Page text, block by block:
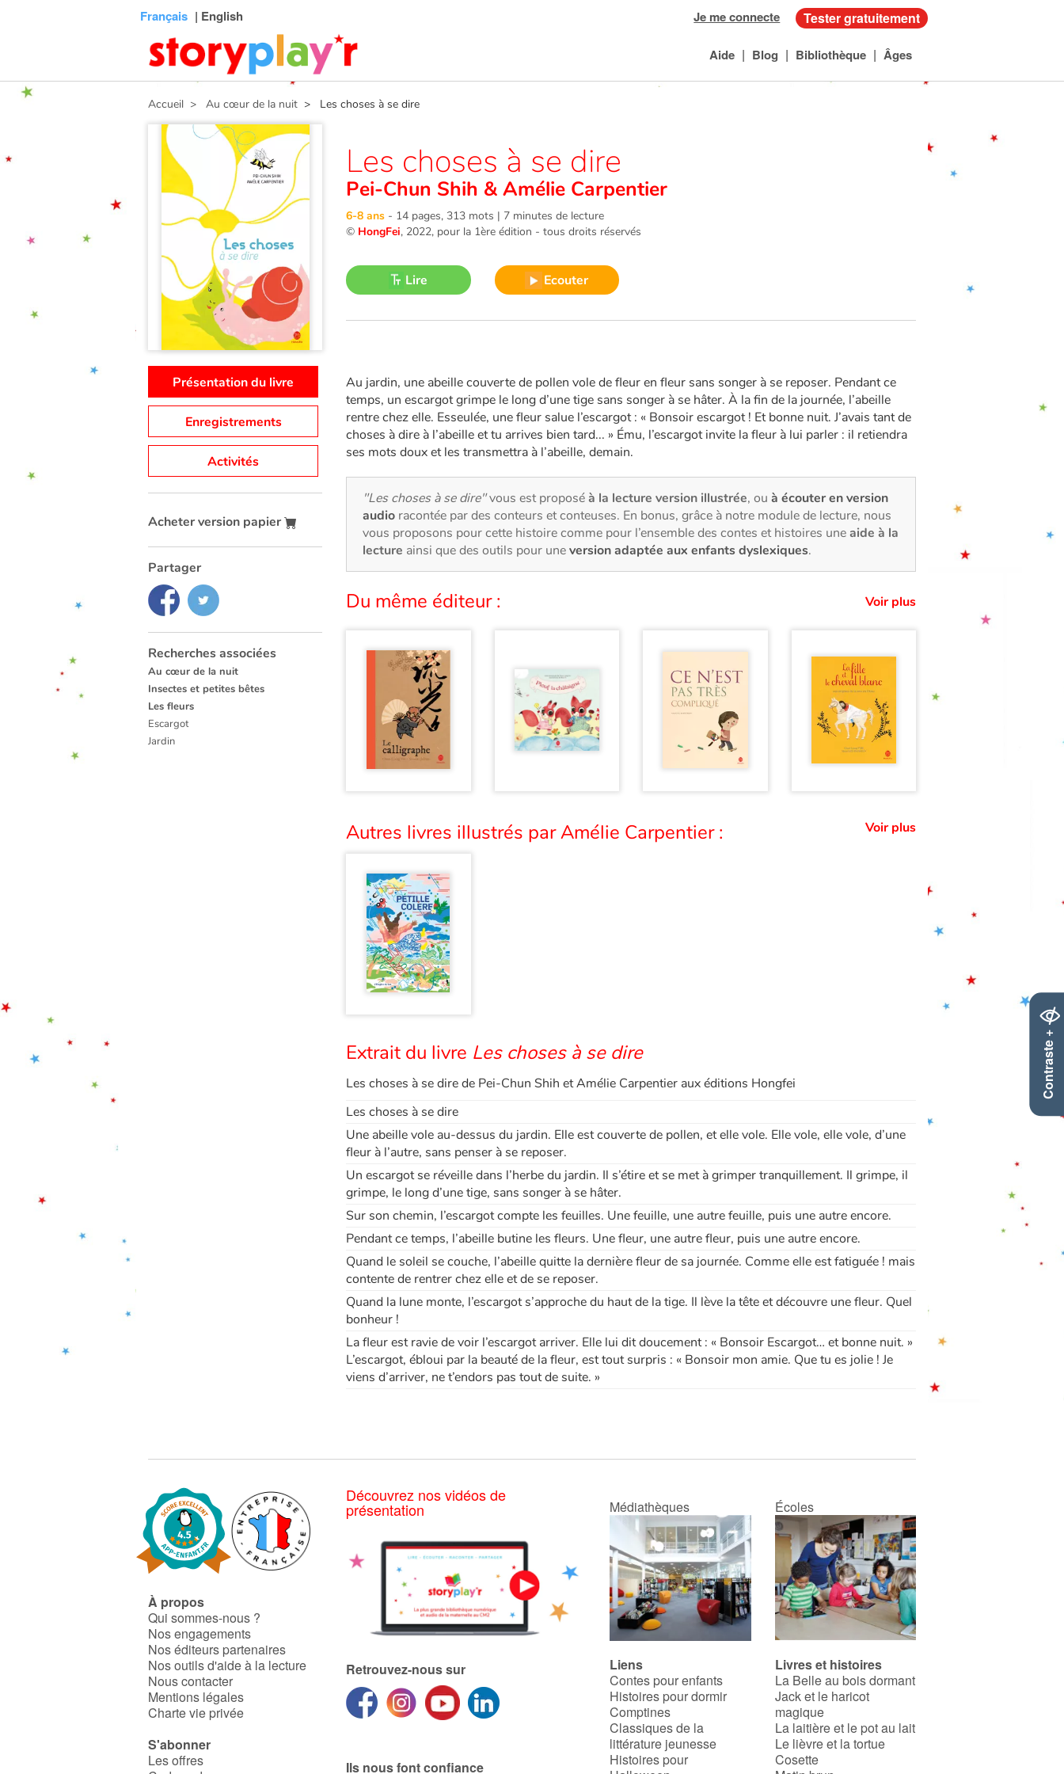
Contraste +
Français | English Je me connecte Tester gratuitement
Aide | Blog | Bibliothèque | Âges
Accueil > Au cœur de la nuit > Les choses à se dire
Les choses à se dire
Pei-Chun Shih & Amélie Carpentier
6-8 ans - 14 pages, 313 mots | 7 minutes de lecture
© HongFei, 2022, pour la 1ère édition - tous droits réservés
Lire Ecouter
Présentation du livre
Enregistrements
Activités
Acheter version papier
Partager
Recherches associées
Au cœur de la nuit
Insectes et petites bêtes
Les fleurs
Escargot
Jardin
Au jardin, une abeille couverte de pollen vole de fleur en fleur sans songer à se reposer. Pendant ce
temps, un escargot grimpe le long d’une tige sans songer à se hâter. À la fin de la journée, l’abeille
rentre chez elle. Esseulée, une fleur salue l’escargot : « Bonsoir escargot ! Et bonne nuit. J’avais tant de
choses à dire à l’abeille et tu arrives bien tard... » Ému, l’escargot invite la fleur à lui parler : il retiendra
ses mots doux et les transmettra à l’abeille, demain.
"Les choses à se dire"vous est proposéà la lecture version illustrée, ou à écouter en version
audio racontée par des conteurs et conteuses. En bonus, grâce à notre module de lecture, nous
vous proposons pour cette histoire comme pour l’ensemble des contes et histoires uneaide à la
lecture ainsi que des outils pour uneversion adaptée aux enfants dyslexiques.
Du même éditeur : Voir plus
Autres livres illustrés par Amélie Carpentier : Voir plus
Extrait du livre Les choses à se dire
Les choses à se dire de Pei-Chun Shih et Amélie Carpentier aux éditions Hongfei
Les choses à se dire
Une abeille vole au-dessus du jardin. Elle est couverte de pollen, et elle vole. Elle vole, elle vole, d’une
fleur à l’autre, sans penser à se reposer.
Un escargot se réveille dans l’herbe du jardin. Il s’étire et se met à grimper tranquillement. Il grimpe, il
grimpe, le long d’une tige, sans songer à se hâter.
Sur son chemin, l’escargot compte les feuilles. Une feuille, une autre feuille, puis une autre encore.
Pendant ce temps, l’abeille butine les fleurs. Une fleur, une autre fleur, puis une autre encore.
Quand le soleil se couche, l’abeille quitte la dernière fleur de sa journée. Comme elle est fatiguée ! mais
contente de rentrer chez elle et de se reposer.
Quand la lune monte, l’escargot s’approche du haut de la tige. Il lève la tête et découvre une fleur. Quel
bonheur !
La fleur est ravie de voir l’escargot arriver. Elle lui dit doucement : « Bonsoir Escargot… et bonne nuit. »
L’escargot, ébloui par la beauté de la fleur, est tout surpris : « Bonsoir mon amie. Que tu es jolie ! Je
viens d’arriver, ne t’endors pas tout de suite. »
À propos
Qui sommes-nous ?
Nos engagements
Nos éditeurs partenaires
Nos outils d'aide à la lecture
Nous contacter
Mentions légales
Charte vie privée
S'abonner
Les offres
Découvrez nos vidéos de
présentation
Retrouvez-nous sur
Ils nous font confiance
Médiathèques Écoles
Liens
Contes pour enfants
Histoires pour dormir
Comptines
Classiques de la
littérature jeunesse
Histoires pour
Livres et histoires
La Belle au bois dormant
Jack et le haricot
magique
La laitière et le pot au lait
Le lièvre et la tortue
Cosette